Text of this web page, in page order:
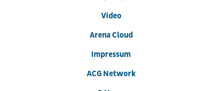
Video
Arena Cloud
Impressum
ACG Network